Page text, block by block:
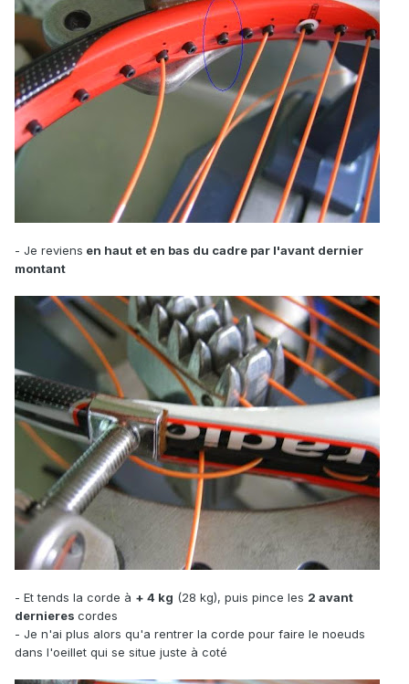
- Je reviens en haut et en bas du cadre par l'avant dernier
montant
- Et tends la corde à + 4 kg (28 kg), puis pince les 2 avant
dernieres cordes
- Je n'ai plus alors qu'a rentrer la corde pour faire le noeuds
dans l'oeillet qui se situe juste à coté